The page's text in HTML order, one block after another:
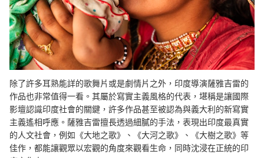
除了許多耳熟能詳的歌舞片或是劇情片之外，印度導演薩雅吉雷的
作品也非常值得一看。其屬於寫實主義風格的代表，堪稱是讓國際
影壇認識印度社會的關鍵，許多作品甚至被認為與義大利的新寫實
主義遙相呼應。 薩雅吉雷擅長透過細膩的手法，表現出印度最真實
的人文社會， 例如《大地之歌》、《大河之歌》、《大樹之歌》等
佳作，都能讓觀眾以宏觀的角度來觀看生命，同時沈浸在正統的印